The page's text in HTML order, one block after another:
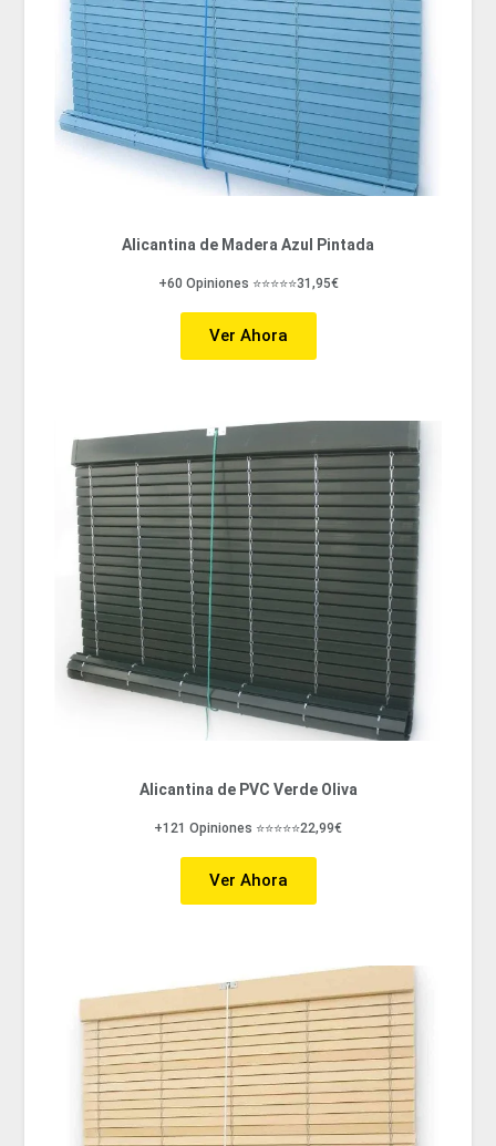
Alicantina de Madera Azul Pintada
+60 Opiniones ⭐⭐⭐⭐⭐31,95€
Ver Ahora
Alicantina de PVC Verde Oliva
+121 Opiniones ⭐⭐⭐⭐⭐22,99€
Ver Ahora